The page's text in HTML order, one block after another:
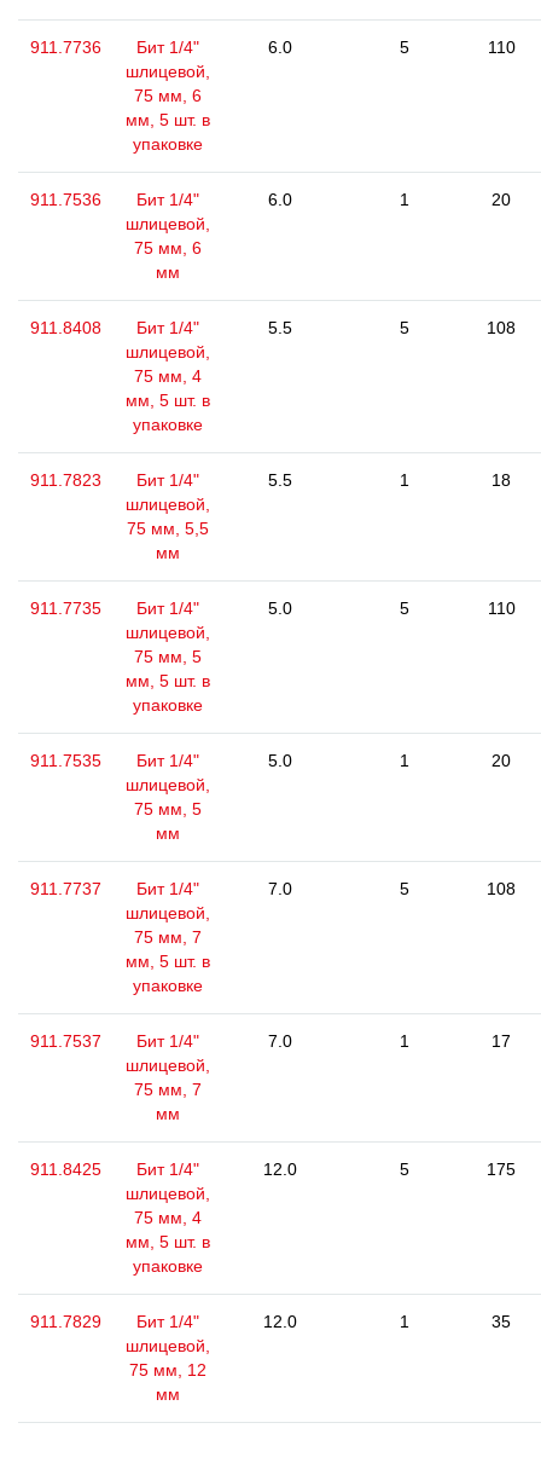
911.7736
Бит 1/4"
шлицевой,
75 мм, 6
мм, 5 шт. в
упаковке
6.0 5 110
911.7536
Бит 1/4"
шлицевой,
75 мм, 6
мм
6.0 1 20
911.8408
Бит 1/4"
шлицевой,
75 мм, 4
мм, 5 шт. в
упаковке
5.5 5 108
911.7823
Бит 1/4"
шлицевой,
75 мм, 5,5
мм
5.5 1 18
911.7735
Бит 1/4"
шлицевой,
75 мм, 5
мм, 5 шт. в
упаковке
5.0 5 110
911.7535
Бит 1/4"
шлицевой,
75 мм, 5
мм
5.0 1 20
911.7737
Бит 1/4"
шлицевой,
75 мм, 7
мм, 5 шт. в
упаковке
7.0 5 108
911.7537
Бит 1/4"
шлицевой,
75 мм, 7
мм
7.0 1 17
911.8425
Бит 1/4"
шлицевой,
75 мм, 4
мм, 5 шт. в
упаковке
12.0 5 175
911.7829
Бит 1/4"
шлицевой,
75 мм, 12
мм
12.0 1 35